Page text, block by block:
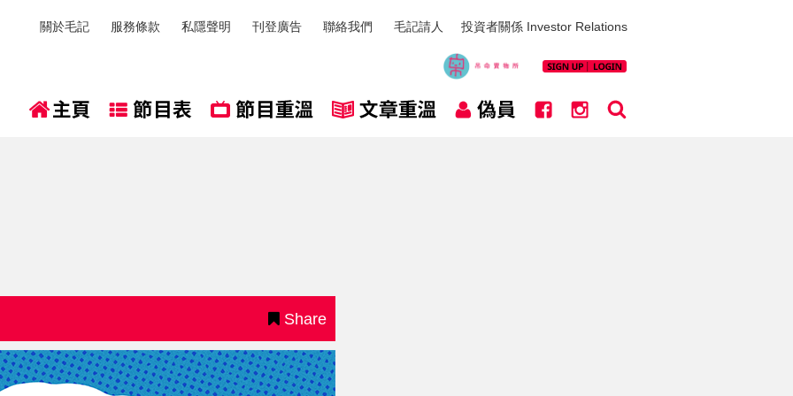
關於毛記 服務條款 私隱聲明 刊登廣告 聯絡我們 毛記請人 投資者關係 Investor Relations
Share